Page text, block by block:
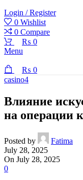
Login / Register
0 Wishlist
0 Compare
₨ 0
Menu
₨ 0
casino4
Влияние
на операции
Posted by
Fatima
July 28, 2025
On July 28, 2025
0